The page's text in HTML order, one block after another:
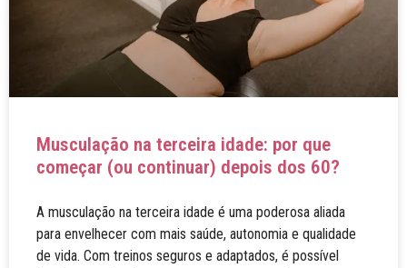
Musculação na terceira idade: por que
começar (ou continuar) depois dos 60?
A musculação na terceira idade é uma poderosa aliada
para envelhecer com mais saúde, autonomia e qualidade
de vida. Com treinos seguros e adaptados, é possível